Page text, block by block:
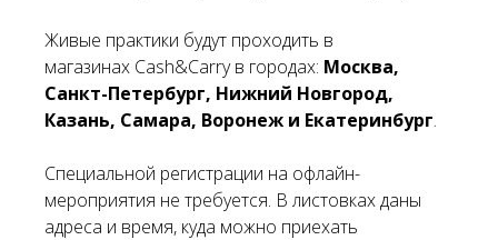
Живые практики будут проходить в
магазинах Cash&Carry в городах: Москва,
Санкт-Петербург, Нижний Новгород,
Казань, Самара, Воронеж и Екатеринбург.
Специальной регистрации на офлайн-
мероприятия не требуется. В листовках даны
адреса и время, куда можно приехать